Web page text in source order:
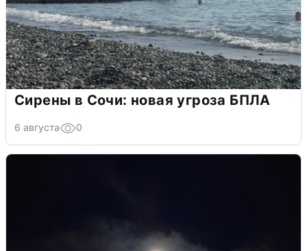
Сирены в Сочи: новая угроза БПЛА
6 августа 0